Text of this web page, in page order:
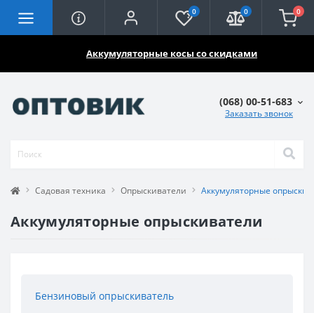
Аккумуляторные косы со скидками
0 0 0
(068) 00-51-683
Заказать звонок
Садовая техника Опрыскиватели Аккумуляторные
Аккумуляторные опрыскиватели
Бензиновый опрыскиватель